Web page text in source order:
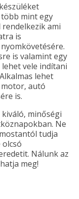
mint egy
ami
is
is valamint egy
vele indítani
lehet
autó
is.
minőségi
Ne
tudja
Nálunk az
meg!